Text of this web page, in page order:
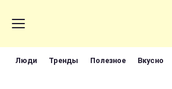
Люди Тренды Полезное Вкусно